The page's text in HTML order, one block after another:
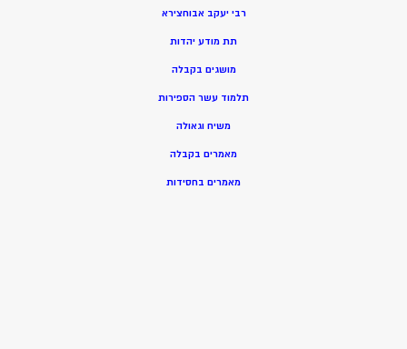
רבי יעקב אבוחצירא
תת מודע יהדות
מושגים בקבלה
תלמוד עשר הספירות
משיח וגאולה
מאמרים בקבלה
מאמרים בחסידות